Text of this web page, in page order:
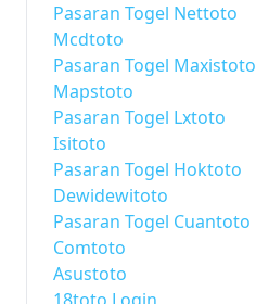
Pasaran Togel Nettoto
Mcdtoto
Pasaran Togel Maxistoto
Mapstoto
Pasaran Togel Lxtoto
Isitoto
Pasaran Togel Hoktoto
Dewidewitoto
Pasaran Togel Cuantoto
Comtoto
Asustoto